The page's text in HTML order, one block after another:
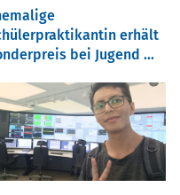
erhält
bei Jugend ...